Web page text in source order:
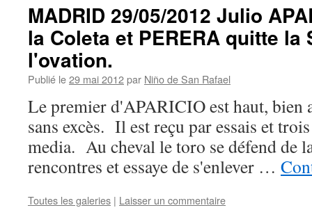
MADRID 29/05/2012 Julio
la Coleta et PERERA quitte
l'ovation.
Publié le29 mai 2012par Niño de San Rafael
Le premier d'APARICIO est haut, bien
sans excès. Il est reçu par essais et
media. Au cheval le toro se défend de
rencontres et essaye de s'enlever …
Toutes les galeries | Laisser un commentaire